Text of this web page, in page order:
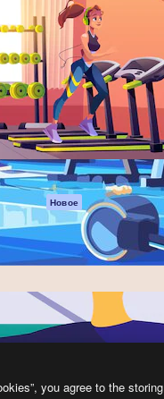
по
ИИ
и
Новое
файлов
доверия
Поиск
Блог
контент
прессы
Ищете
you agree to the